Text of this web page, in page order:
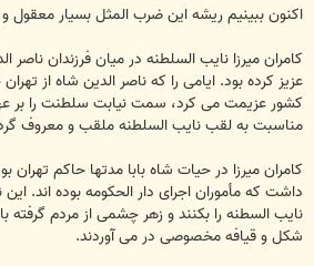
اکنون ببینیم ریشه این ضرب المثل بسیار معقول
کامران میرزا نایب السلطنه در میان فرزندان ناصر
عزیز کرده بود. ایامی را که ناصر الدین شاه از
کشور عزیمت می کرد، سمت نیابت سلطنت را بر
مناسبت به لقب نایب السلطنه ملقب و معروف
کامران میرزا در حیات شاه بابا مدتها حاکم تهران
داشت که مأموران اجرای دار الحکومه بوده اند.
نایب السطنه را بکنند و زهر چشمی از مردم گرفته
شکل و قیافه مخصوصی در می آوردند.